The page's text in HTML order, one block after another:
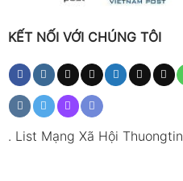
KẾT NỐI VỚI CHÚNG TÔI
. List Mạng Xã Hội Thuongtin